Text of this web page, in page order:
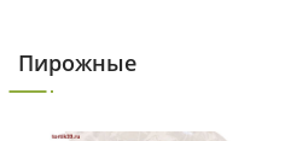
Пирожные